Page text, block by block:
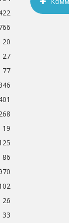
20
27
77
19
86
26
33